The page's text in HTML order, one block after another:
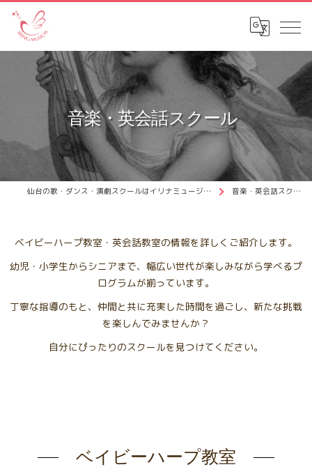
音楽・英会話スクール
仙台の歌・ダンス・演劇スクールはイリナミュージカル 音楽・英会話スクール
ベイビーハープ教室・英会話教室の情報を詳しくご紹介します。
幼児・小学生からシニアまで、幅広い世代が楽しみながら学べるプ
ログラムが揃っています。
丁寧な指導のもと、仲間と共に充実した時間を過ごし、新たな挑戦
を楽しんでみませんか？
自分にぴったりのスクールを見つけてください。
ベイビーハープ教室